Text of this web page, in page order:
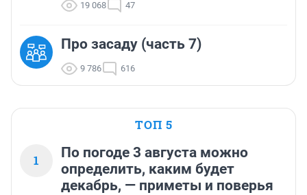
19 068 47
Про засаду (часть 7)
9 786 616
ТОП 5
1
По погоде 3 августа можно
определить, каким будет
декабрь, — приметы и поверья